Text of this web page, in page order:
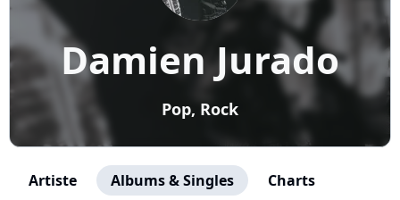
Damien Jurado
Pop, Rock
Artiste Albums & Singles Charts